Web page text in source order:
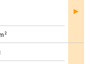
部屋
詳細